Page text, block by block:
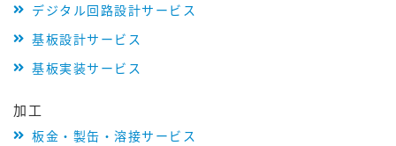
デジタル回路設計サービス
基板設計サービス
基板実装サービス
加工
板金・製缶・溶接サービス